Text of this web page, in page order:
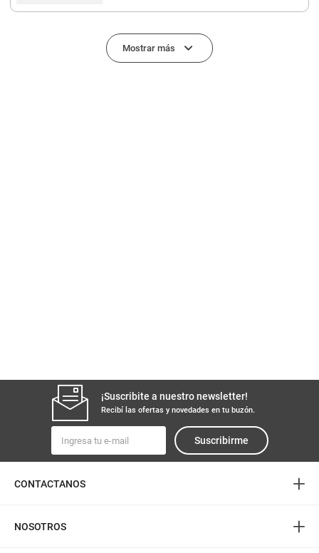
Mostrar más
¡Suscribite a nuestro newsletter!
Recibí las ofertas y novedades en tu buzón.
Suscribirme
CONTACTANOS +
NOSOTROS +